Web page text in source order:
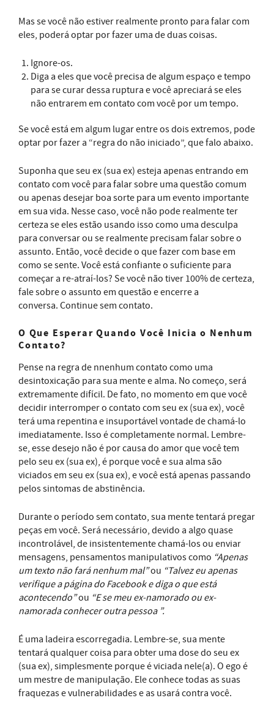
Mas se você não estiver realmente pronto para falar com
eles, poderá optar por fazer uma de duas coisas.
Ignore-os.
Diga a eles que você precisa de algum espaço e tempo
para se curar dessa ruptura e você apreciará se eles
não entrarem em contato com você por um tempo.
Se você está em algum lugar entre os dois extremos, pode
optar por fazer a “regra do não iniciado”, que falo abaixo.
Suponha que seu ex (sua ex) esteja apenas entrando em
contato com você para falar sobre uma questão comum
ou apenas desejar boa sorte para um evento importante
em sua vida. Nesse caso, você não pode realmente ter
certeza se eles estão usando isso como uma desculpa
para conversar ou se realmente precisam falar sobre o
assunto. Então, você decide o que fazer com base em
como se sente. Você está confiante o suficiente para
começar a re-atraí-los? Se você não tiver 100% de certeza,
fale sobre o assunto em questão e encerre a
conversa. Continue sem contato.
O Que Esperar Quando Você Inicia o Nenhum
Contato?
Pense na regra de nnenhum contato como uma
desintoxicação para sua mente e alma. No começo, será
extremamente difícil. De fato, no momento em que você
decidir interromper o contato com seu ex (sua ex), você
terá uma repentina e insuportável vontade de chamá-lo
imediatamente. Isso é completamente normal. Lembre-
se, esse desejo não é por causa do amor que você tem
pelo seu ex (sua ex), é porque você e sua alma são
viciados em seu ex (sua ex), e você está apenas passando
pelos sintomas de abstinência.
Durante o período sem contato, sua mente tentará pregar
peças em você. Será necessário, devido a algo quase
incontrolável, de insistentemente chamá-los ou enviar
mensagens, pensamentos manipulativos como “Apenas
um texto não fará nenhum mal”ou “Talvez eu apenas
verifique a página do Facebook e diga o que está
acontecendo”ou “E se meu ex-namorado ou ex-
namorada conhecer outra pessoa ”.
É uma ladeira escorregadia. Lembre-se, sua mente
tentará qualquer coisa para obter uma dose do seu ex
(sua ex), simplesmente porque é viciada nele(a). O ego é
um mestre de manipulação. Ele conhece todas as suas
fraquezas e vulnerabilidades e as usará contra você.